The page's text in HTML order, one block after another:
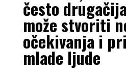
često
može stvoriti
očekivanja i
mlade ljude